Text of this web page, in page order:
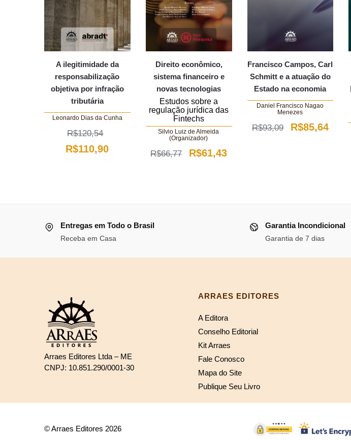
A ilegitimidade da
responsabilização
objetiva por infração
tributária
Leonardo Dias da Cunha
R$120,54
O
R$110,90O
Direito econômico,
sistema financeiro e
novas tecnologias
Estudos sobre a
regulação jurídica das
Fintechs
Silvio Luiz de Almeida
(Organizador)
R$66,77
O
R$61,43O
Francisco Campos, Carl
Schmitt e a atuação do
Estado na economia
Daniel Francisco Nagao
Menezes
R$93,09
O
R$85,64O
Entregas em Todo o Brasil
Receba em Casa
Garantia Incondicional
Garantia de 7 dias
Arraes Editores Ltda – ME
CNPJ: 10.851.290/0001-30
ARRAES EDITORES
A Editora
Conselho Editorial
Kit Arraes
Fale Conosco
Mapa do Site
Publique Seu Livro
© Arraes Editores 2026